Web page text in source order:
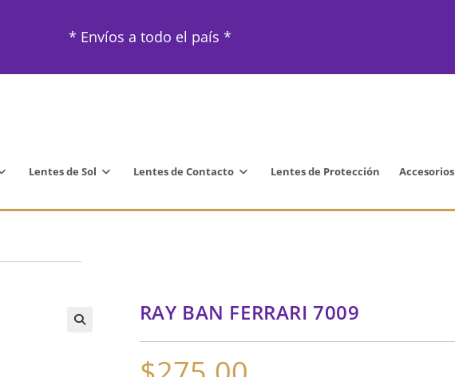
* Envíos a todo el país *
Lentes de Sol Lentes de Contacto Lentes de Protección Accesorios
RAY BAN FERRARI 7009